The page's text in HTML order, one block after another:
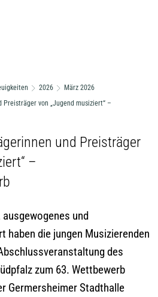
2026
März 2026
Preisträger von „Jugend musiziert“ –
und Preisträger
–
ausgewogenes und
haben die jungen Musizierenden
des
zum 63. Wettbewerb
Germersheimer Stadthalle